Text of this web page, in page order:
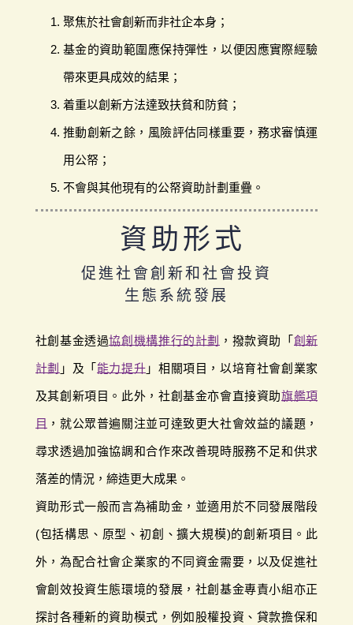
聚焦於社會創新而非社企本身；
基金的資助範圍應保持彈性，以便因應實際經驗
帶來更具成效的結果；
着重以創新方法達致扶貧和防貧；
推動創新之餘，風險評估同樣重要，務求審慎運
用公帑；
不會與其他現有的公帑資助計劃重疊。
資助形式
促進社會創新和社會投資
生態系統發展
社創基金透過協創機構推行的計劃 ，撥款資助「 創新
計劃 」及「 能力提升 」相關項目，以培育社會創業家
及其創新項目。此外，社創基金亦會直接資助旗艦項
目 ，就公眾普遍關注並可達致更大社會效益的議題，
尋求透過加強協調和合作來改善現時服務不足和供求
落差的情況，締造更大成果。
資助形式一般而言為補助金，並適用於不同發展階段
(包括構思、原型、初創、擴大規模)的創新項目。此
外，為配合社會企業家的不同資金需要，以及促進社
會創效投資生態環境的發展，社創基金專責小組亦正
探討各種新的資助模式，例如股權投資、貸款擔保和